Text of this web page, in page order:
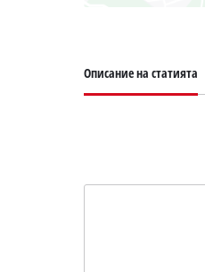
Описание на статията